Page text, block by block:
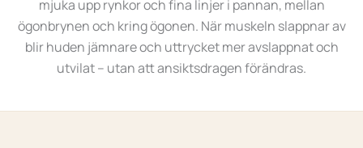
mjuka upp rynkor och fina linjer i pannan, mellan
ögonbrynen och kring ögonen. När muskeln slappnar av
blir huden jämnare och uttrycket mer avslappnat och
utvilat – utan att ansiktsdragen förändras.